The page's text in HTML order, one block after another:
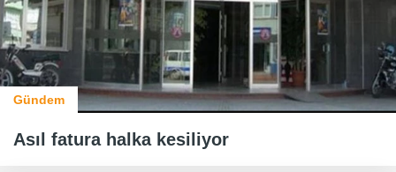
Gündem
Asıl fatura halka kesiliyor